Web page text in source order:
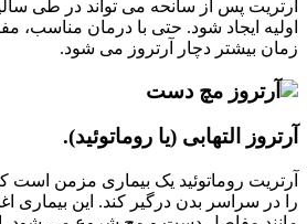
آرتریت پس از سانحه می تواند در طی
اولیه ایجاد شود. حتی با درمان مناسب،
زمان بیشتر دچار آرتروز می شود.
آرتروز التهابی (یا روماتوئید).
آرتریت روماتوئید یک بیماری مزمن است
را در سراسر بدن درگیر کند. این بیماری